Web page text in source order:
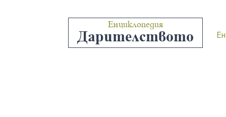
Енциклопедия
Дарителството